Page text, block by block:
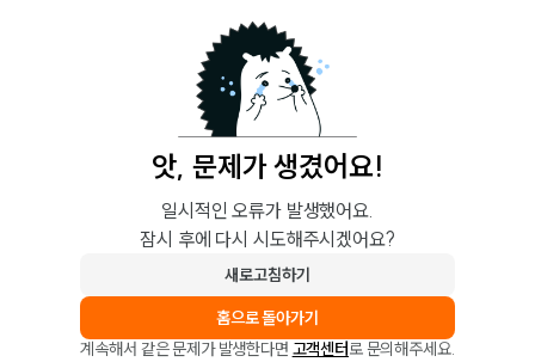
앗, 문제가 생겼어요!
일시적인 오류가 발생했어요.
잠시 후에 다시 시도해주시겠어요?
새로고침하기
홈으로 돌아가기
계속해서 같은 문제가 발생한다면 고객센터로 문의해주세요.